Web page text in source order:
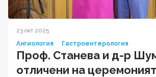
23 окт 2025
Ангиология
Гастроентерология
Проф. Станева и д-р
отличени на